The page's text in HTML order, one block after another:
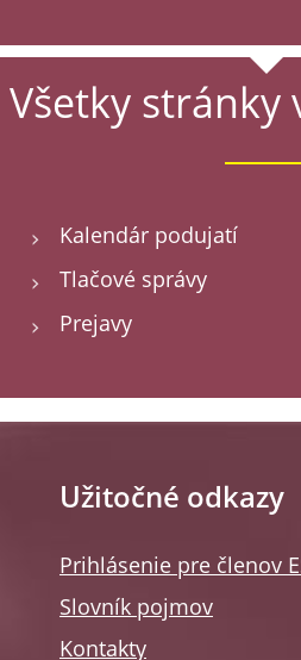
Všetky stránky
Kalendár podujatí
Tlačové správy
Prejavy
Užitočné odkazy
Prihlásenie pre členov
Slovník pojmov
Kontakty